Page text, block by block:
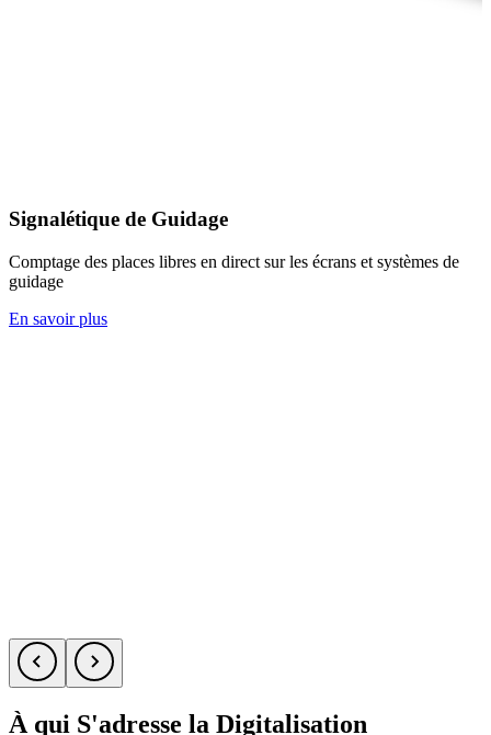
Signalétique de Guidage
Comptage des places libres en direct sur les écrans et systèmes de
guidage
En savoir plus
À qui S'adresse la Digitalisation